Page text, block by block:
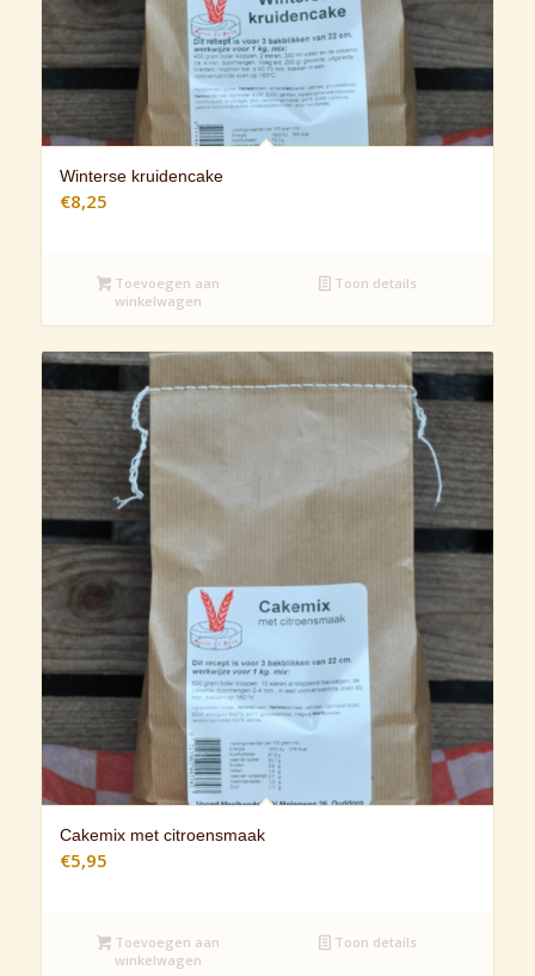
Winterse kruidencake
€8,25
Toevoegen aan
winkelwagen
Toon details
Cakemix met citroensmaak
€5,95
Toevoegen aan
winkelwagen
Toon details